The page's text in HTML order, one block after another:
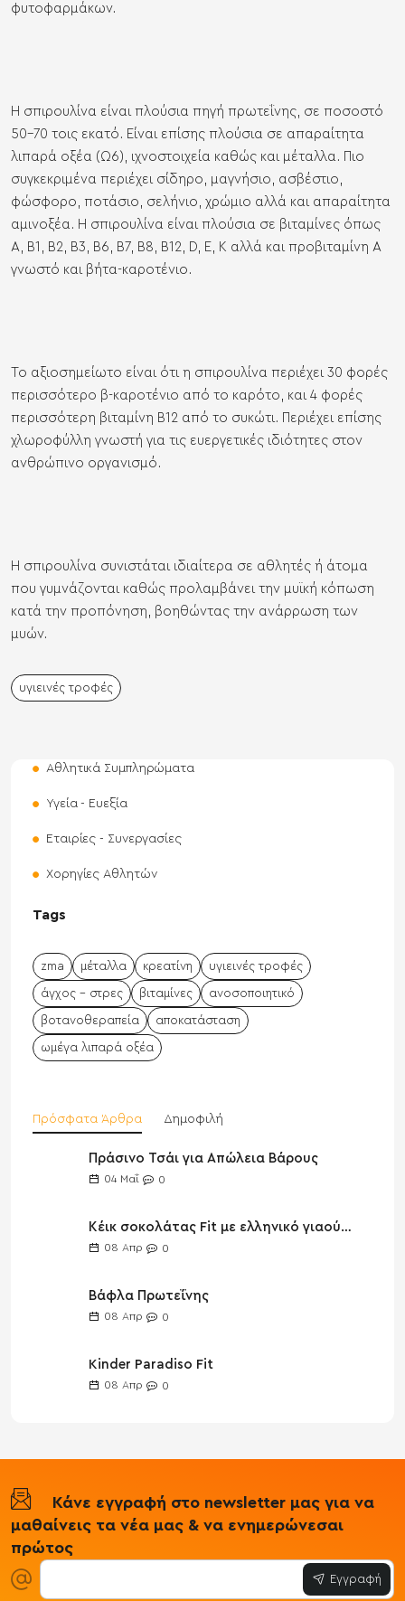
φυτοφαρμάκων.
Η σπιρουλίνα είναι πλούσια πηγή πρωτεΐνης, σε ποσοστό
50-70 τοις εκατό. Είναι επίσης πλούσια σε απαραίτητα
λιπαρά οξέα (Ω6), ιχνοστοιχεία καθώς και μέταλλα. Πιο
συγκεκριμένα περιέχει σίδηρο, μαγνήσιο, ασβέστιο,
φώσφορο, ποτάσιο, σελήνιο, χρώμιο αλλά και απαραίτητα
αμινοξέα. Η σπιρουλίνα είναι πλούσια σε βιταμίνες όπως
Α, B1, B2, B3, B6, B7, B8, B12, D, E, K αλλά και προβιταμίνη Α
γνωστό και βήτα-καροτένιο.
Το αξιοσημείωτο είναι ότι η σπιρουλίνα περιέχει 30 φορές
περισσότερο β-καροτένιο από το καρότο, και 4 φορές
περισσότερη βιταμίνη B12 από το συκώτι. Περιέχει επίσης
χλωροφύλλη γνωστή για τις ευεργετικές ιδιότητες στον
ανθρώπινο οργανισμό.
Η σπιρουλίνα συνιστάται ιδιαίτερα σε αθλητές ή άτομα
που γυμνάζονται καθώς προλαμβάνει την μυϊκή κόπωση
κατά την προπόνηση, βοηθώντας την ανάρρωση των
μυών.
υγιεινές τροφές
Αθλητικά Συμπληρώματα
Υγεία - Ευεξία
Εταιρίες - Συνεργασίες
Χορηγίες Αθλητών
Tags
zma μέταλλα κρεατίνη υγιεινές τροφές
άγχος - στρες βιταμίνες ανοσοποιητικό
βοτανοθεραπεία αποκατάσταση
ωμέγα λιπαρά οξέα
Πρόσφατα Άρθρα Δημοφιλή
Πράσινο Τσάι για Απώλεια Βάρους
04 Μαΐ 0
Κέικ σοκολάτας Fit με ελληνικό γιαούρτι
08 Απρ 0
Βάφλα Πρωτεΐνης
08 Απρ 0
Kinder Paradiso Fit
08 Απρ 0
Κάνε εγγραφή στο newsletter μας για να
μαθαίνεις τα νέα μας & να ενημερώνεσαι
πρώτος
Εγγραφή